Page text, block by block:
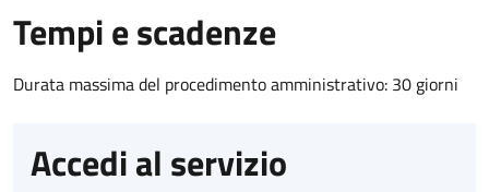
Tempi e scadenze
Durata massima del procedimento amministrativo: 30 giorni
Accedi al servizio